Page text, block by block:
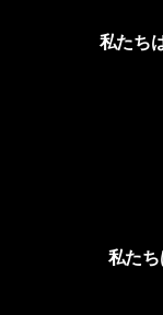
私たち
私たち